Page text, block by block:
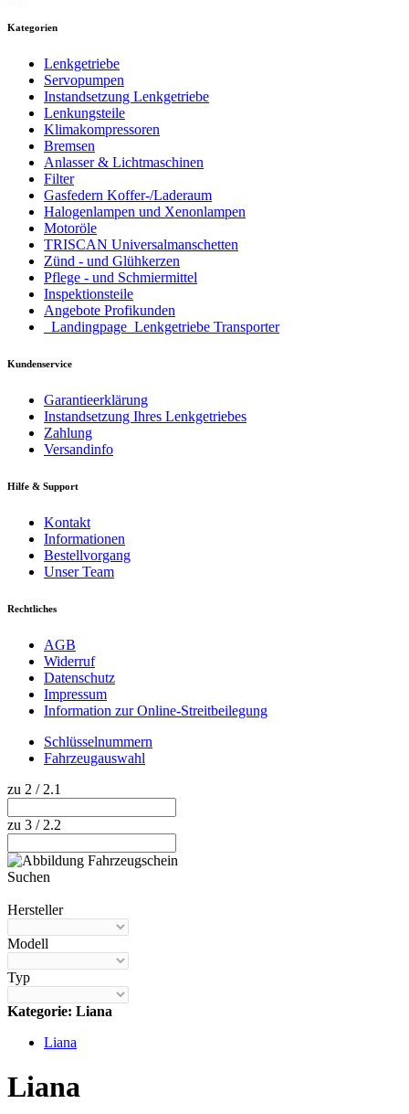
Kategorien
Lenkgetriebe
Servopumpen
Instandsetzung Lenkgetriebe
Lenkungsteile
Klimakompressoren
Bremsen
Anlasser & Lichtmaschinen
Filter
Gasfedern Koffer-/Laderaum
Halogenlampen und Xenonlampen
Motoröle
TRISCAN Universalmanschetten
Zünd - und Glühkerzen
Pflege - und Schmiermittel
Inspektionsteile
Angebote Profikunden
_Landingpage_Lenkgetriebe Transporter
Kundenservice
Garantieerklärung
Instandsetzung Ihres Lenkgetriebes
Zahlung
Versandinfo
Hilfe & Support
Kontakt
Informationen
Bestellvorgang
Unser Team
Rechtliches
AGB
Widerruf
Datenschutz
Impressum
Information zur Online-Streitbeilegung
Schlüsselnummern
Fahrzeugauswahl
zu 2 / 2.1
zu 3 / 2.2
Suchen
Hersteller
Modell
Typ
Kategorie: Liana
Liana
Liana